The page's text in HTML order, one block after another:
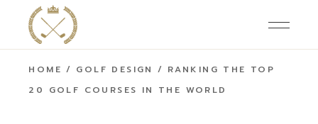
HOME GOLF DESIGN
RANKING THE TOP
20 GOLF COURSES IN THE WORLD